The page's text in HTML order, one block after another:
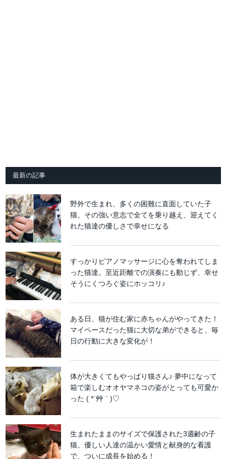
最新の記事
野外で生まれ、多くの困難に直面していた子
猫。その強い意志で全てを乗り越え、迎えてく
れた猫達の優しさで幸せになる
すっかりピアノマッサージに心を奪われてしま
った猫達。至近距離での演奏にも動じず、幸せ
そうにくつろぐ姿にホッコリ♪
ある日、猫が住む家に赤ちゃんがやってきた！
マイペースだった猫に大切な弟ができると、毎
日の行動に大きな変化が！
体が大きくてもやっぱり猫さん♪ 夢中になって
箱で楽しむオオヤマネコの姿がとっても可愛か
った ( *´艸｀)♡
生まれたままのサイズで保護された3週齢の子
猫。優しい人達の温かい愛情と献身的な看護
で、ついに成長を始める！